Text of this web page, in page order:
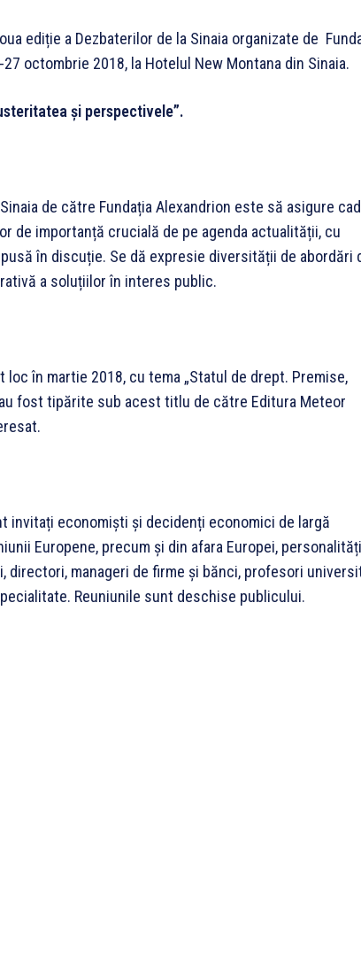
ediție a Dezbaterilor de la Sinaia organizate de
octombrie 2018, la Hotelul New Montana din Sinaia.
și perspectivele”.
de către Fundația Alexandrion este să asigure
de importanță crucială de pe agenda actualității, cu
în discuție. Se dă expresie diversității de abordări
a soluțiilor în interes public.
loc în martie 2018, cu tema „Statul de drept. Premise,
fost tipărite sub acest titlu de către Editura Meteor
invitați economiști și decidenți economici de largă
Europene, precum și din afara Europei,
manageri de firme și bănci, profesori
Reuniunile sunt deschise publicului.